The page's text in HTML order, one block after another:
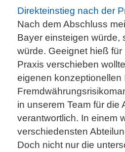
Direkteinstieg nach der
Nach dem Abschluss
Bayer einsteigen würde,
würde. Geeignet hieß
Praxis verschieben
eigenen konzeptionellen
in unserem Team für die
verantwortlich. In einem
verschiedensten
Doch nicht nur die